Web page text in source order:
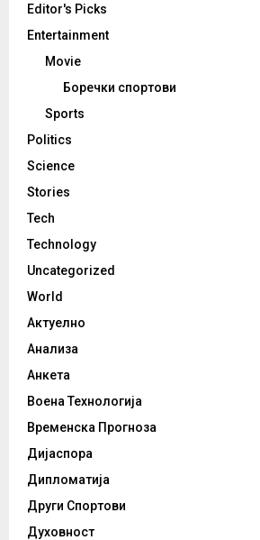
Editor's Picks
Entertainment
Movie
Боречки спортови
Sports
Politics
Science
Stories
Tech
Technology
Uncategorized
World
Актуелно
Анализа
Анкета
Воена Технологија
Временска Прогноза
Дијаспора
Дипломатија
Други Спортови
Духовност